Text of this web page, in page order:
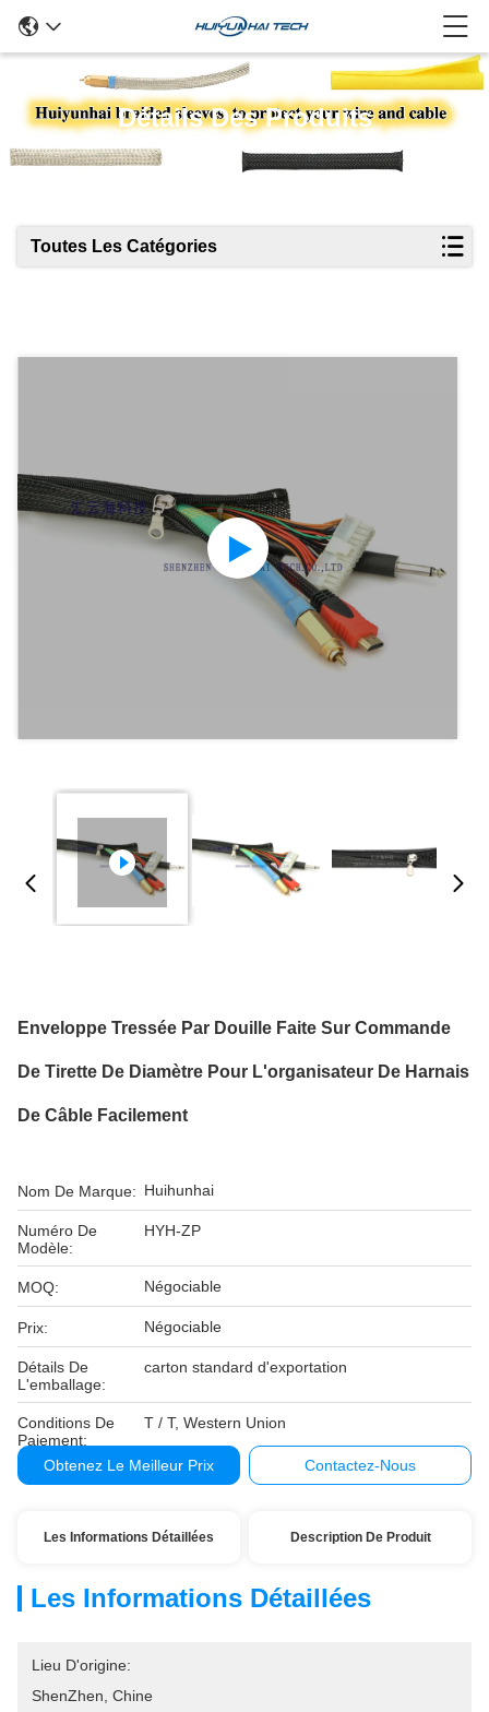
Détails Des Produits
Toutes Les Catégories
Enveloppe Tressée Par Douille Faite Sur Commande
De Tirette De Diamètre Pour L'organisateur De Harnais
De Câble Facilement
Nom De Marque: Huihunhai
Numéro De
Modèle:
HYH-ZP
MOQ: Négociable
Prix: Négociable
Détails De
L'emballage:
carton standard d'exportation
Conditions De
Paiement:
T / T, Western Union
Obtenez Le Meilleur Prix Contactez-Nous
Les Informations Détaillées Description De Produit
Les Informations Détaillées
Lieu D'origine:
ShenZhen, Chine